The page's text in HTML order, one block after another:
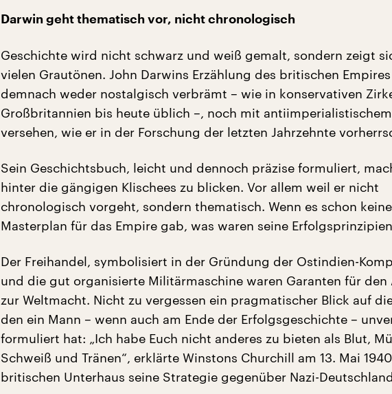
Darwin geht thematisch vor, nicht chronologisch
Geschichte wird nicht schwarz und weiß gemalt, sondern zeigt
vielen Grautönen. John Darwins Erzählung des britischen
demnach weder nostalgisch verbrämt – wie in konservativen
Großbritannien bis heute üblich –, noch mit
versehen, wie er in der Forschung der letzten Jahrzehnte
Sein Geschichtsbuch, leicht und dennoch präzise formuliert,
hinter die gängigen Klischees zu blicken. Vor allem weil er nicht
chronologisch vorgeht, sondern thematisch. Wenn es schon
Masterplan für das Empire gab, was waren seine
Der Freihandel, symbolisiert in der Gründung der Ostindien-
und die gut organisierte Militärmaschine waren Garanten für den
zur Weltmacht. Nicht zu vergessen ein pragmatischer Blick auf
den ein Mann – wenn auch am Ende der Erfolgsgeschichte –
formuliert hat: „Ich habe Euch nicht anderes zu bieten als Blut,
Schweiß und Tränen“, erklärte Winstons Churchill am 13. Mai
britischen Unterhaus seine Strategie gegenüber Nazi-